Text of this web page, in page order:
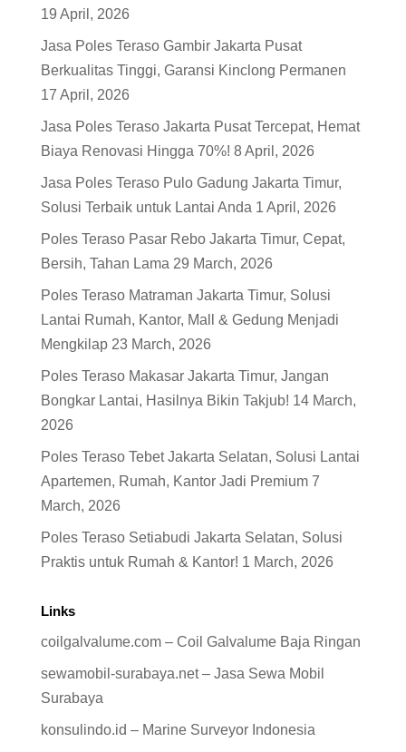
19 April, 2026
Jasa Poles Teraso Gambir Jakarta Pusat
Berkualitas Tinggi, Garansi Kinclong Permanen
17 April, 2026
Jasa Poles Teraso Jakarta Pusat Tercepat, Hemat
Biaya Renovasi Hingga 70%! 8 April, 2026
Jasa Poles Teraso Pulo Gadung Jakarta Timur,
Solusi Terbaik untuk Lantai Anda 1 April, 2026
Poles Teraso Pasar Rebo Jakarta Timur, Cepat,
Bersih, Tahan Lama 29 March, 2026
Poles Teraso Matraman Jakarta Timur, Solusi
Lantai Rumah, Kantor, Mall & Gedung Menjadi
Mengkilap 23 March, 2026
Poles Teraso Makasar Jakarta Timur, Jangan
Bongkar Lantai, Hasilnya Bikin Takjub! 14 March,
2026
Poles Teraso Tebet Jakarta Selatan, Solusi Lantai
Apartemen, Rumah, Kantor Jadi Premium 7
March, 2026
Poles Teraso Setiabudi Jakarta Selatan, Solusi
Praktis untuk Rumah & Kantor! 1 March, 2026
Links
coilgalvalume.com – Coil Galvalume Baja Ringan
sewamobil-surabaya.net – Jasa Sewa Mobil
Surabaya
konsulindo.id – Marine Surveyor Indonesia